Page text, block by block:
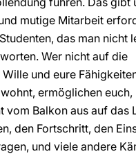
mutige Mitarbeit
das man nicht
Wer nicht auf die
und eure
ermöglichen euch,
vom Balkon aus auf das
den Fortschritt, den
und viele andere